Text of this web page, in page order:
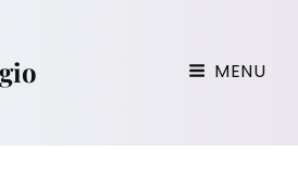
MENU